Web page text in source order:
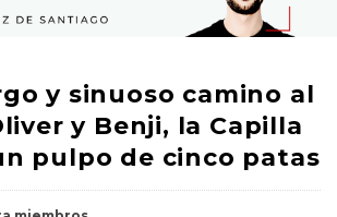
y sinuoso camino al
y Benji, la Capilla
pulpo de cinco patas